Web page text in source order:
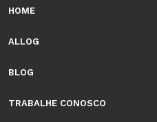
HOME
ALLOG
BLOG
TRABALHE CONOSCO